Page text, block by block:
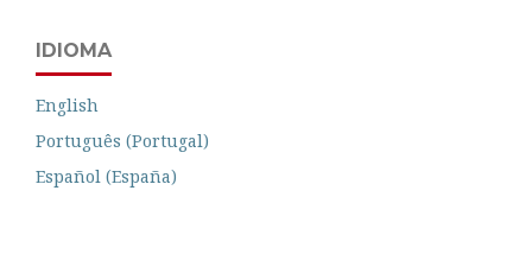
IDIOMA
English
Português (Portugal)
Español (España)